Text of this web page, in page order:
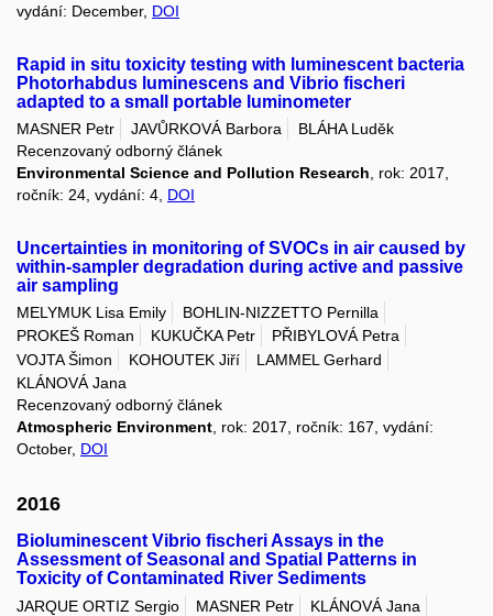
vydání: December, DOI
Rapid in situ toxicity testing with luminescent bacteria
Photorhabdus luminescens and Vibrio fischeri
adapted to a small portable luminometer
MASNER Petr JAVŮRKOVÁ Barbora
BLÁHA Luděk
Recenzovaný odborný článek
Environmental Science and Pollution Research , rok: 2017,
ročník: 24, vydání: 4, DOI
Uncertainties in monitoring of SVOCs in air caused by
within-sampler degradation during active and passive
air sampling
MELYMUK Lisa Emily
BOHLIN-NIZZETTO Pernilla
PROKEŠ Roman
KUKUČKA Petr
PŘIBYLOVÁ Petra
VOJTA Šimon
KOHOUTEK Jiří
LAMMEL Gerhard
KLÁNOVÁ Jana
Recenzovaný odborný článek
Atmospheric Environment , rok: 2017, ročník: 167, vydání:
October, DOI
2016
Bioluminescent Vibrio fischeri Assays in the
Assessment of Seasonal and Spatial Patterns in
Toxicity of Contaminated River Sediments
JARQUE ORTIZ Sergio MASNER Petr
KLÁNOVÁ Jana